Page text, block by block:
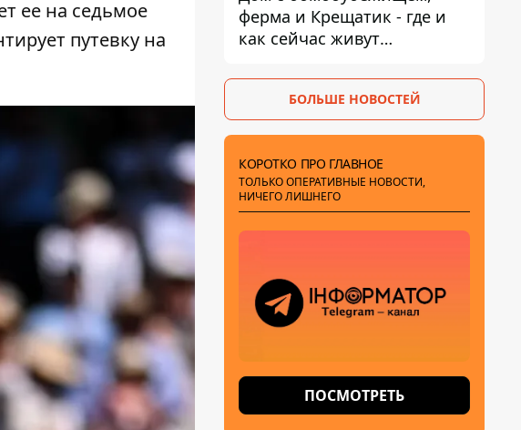
ее на седьмое
путевку на
ферма и Крещатик - где и
как сейчас живут
БОЛЬШЕ НОВОСТЕЙ
КОРОТКО ПРО ГЛАВНОЕ
ТОЛЬКО ОПЕРАТИВНЫЕ НОВОСТИ,
НИЧЕГО ЛИШНЕГО
ПОСМОТРЕТЬ